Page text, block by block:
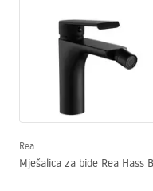
Rea
Mješalica za bide Rea Hass